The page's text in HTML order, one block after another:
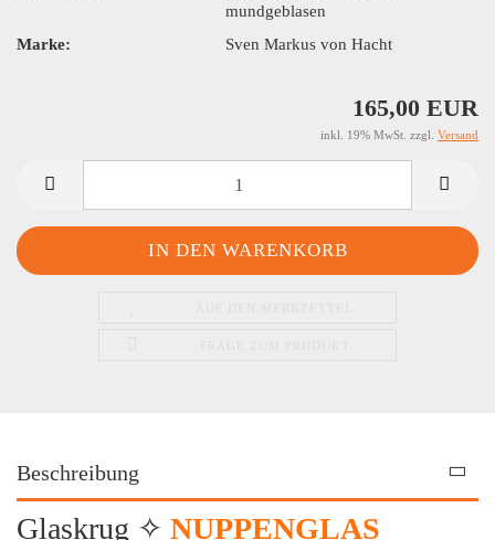
mundgeblasen
Marke:
Sven Markus von Hacht
165,00 EUR
inkl. 19% MwSt. zzgl. Versand
Beschreibung
Glaskrug ✧ NUPPENGLAS